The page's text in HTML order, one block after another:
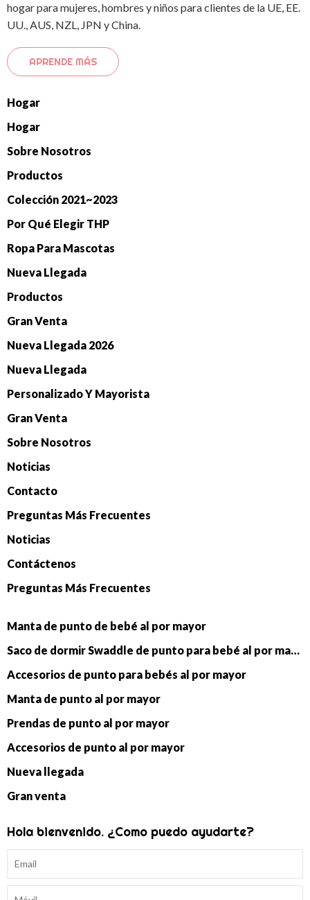
hogar para mujeres, hombres y niños para clientes de la UE, EE.
UU., AUS, NZL, JPN y China.
APRENDE MÁS
Hogar
Hogar
Sobre Nosotros
Productos
Colección 2021~2023
Por Qué Elegir THP
Ropa Para Mascotas
Nueva Llegada
Productos
Gran Venta
Nueva Llegada 2026
Nueva Llegada
Personalizado Y Mayorista
Gran Venta
Sobre Nosotros
Noticias
Contacto
Preguntas Más Frecuentes
Noticias
Contáctenos
Preguntas Más Frecuentes
Manta de punto de bebé al por mayor
Saco de dormir Swaddle de punto para bebé al por mayor
Accesorios de punto para bebés al por mayor
Manta de punto al por mayor
Prendas de punto al por mayor
Accesorios de punto al por mayor
Nueva llegada
Gran venta
Hola bienvenido. ¿Como puedo ayudarte?